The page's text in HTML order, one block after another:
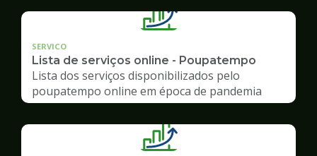
SERVICO
Lista de serviços online - Poupatempo
Lista dos serviços disponibilizados pelo
poupatempo online em época de pandemia